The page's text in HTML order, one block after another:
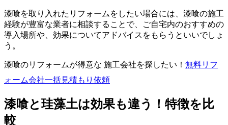
漆喰を取り入れたリフォームをしたい場合には、漆喰の施工
経験が豊富な業者に相談することで、ご自宅内のおすすめの
導入場所や、効果についてアドバイスをもらうといいでしょ
う。
漆喰のリフォームが得意な 施工会社を探したい！ 無料リフ
ォーム会社一括見積もり依頼
漆喰と珪藻土は効果も違う！特徴を比
較